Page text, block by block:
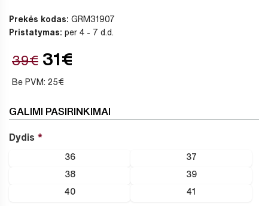
Prekės kodas: GRM31907
Pristatymas: per 4 - 7 d.d.
39€ 31€
Be PVM: 25€
GALIMI PASIRINKIMAI
Dydis
36 37
38 39
40 41